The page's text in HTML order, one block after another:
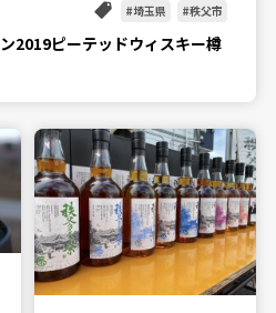
埼玉県 秩父市
2019ピーテッドウィスキー樽